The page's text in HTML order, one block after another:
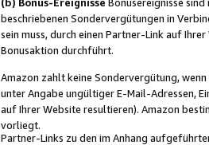
beschriebenen Sondervergütungen in
sein muss, durch einen Partner-Link auf
Bonusaktion durchführt.
Amazon zahlt keine Sondervergütung,
unter Angabe ungültiger E-Mail-Adressen,
auf Ihrer Website resultieren). Amazon
vorliegt.
Partner-Links zu den im Anhang